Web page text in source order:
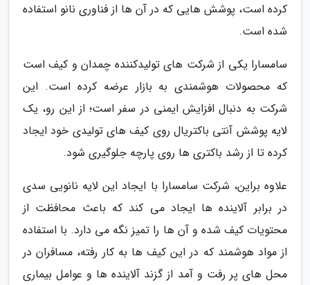
کرده است، پوشش هایی که در آن ها از فناوری نانو استفاده
شده است.
سامسارا یکی از شرکت های تولیدکننده چمدان و کیف است
که محصولات هوشمندی به بازار عرضه کرده است. این
شرکت به دنبال افزایش ایمنی در سفر است؛ از این رو، یک
لایه پوشش آنتی باکتریال روی کیف های تولیدی خود ایجاد
کرده تا از رشد باکتری ها روی پارچه جلوگیری شود.
علاوه براین، شرکت سامسارا با ایجاد این لایه نانویی سدی
در برابر آلاینده ها ایجاد می کند که باعث محافظت از
محتویات کیف شده و آن ها را تمیز نگه می دارد. با استفاده
از مواد هوشمند که در این کیف ها به کار رفته، مسافران در
محل های پر رفت و آمد از گزند آلاینده ها و عوامل بیماری